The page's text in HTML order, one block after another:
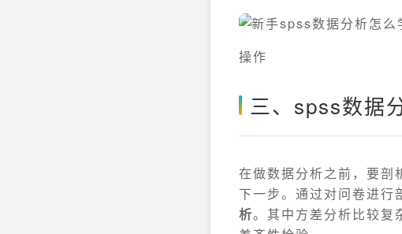
操作
三、spss数据
在做数据分析之前，要剖
下一步。通过对问卷进行
析。其中方差分析比较复